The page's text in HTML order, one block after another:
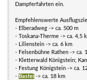
Dampferfahrten ein.
Empfehlenswerte
- Elberadweg -> ca. 500 m
- Toskana-Therme -> ca. 4,5
- Lilienstein -> ca. 6 km
- Felsenbühne Rathen -> ca.
- Kletterwald Königstein;
- Festung Königstein -> ca.
- Bastei -> ca. 18 km